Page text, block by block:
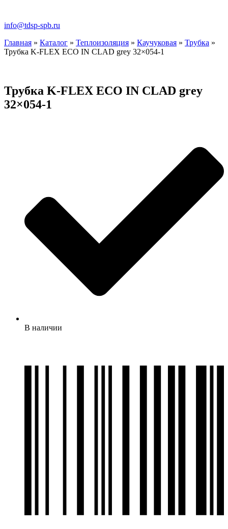
info@tdsp-spb.ru
Главная » Каталог » Теплоизоляция » Каучуковая » Трубка »
Трубка K-FLEX ECO IN CLAD grey 32×054-1
Трубка K-FLEX ECO IN CLAD grey
32×054-1
В наличии